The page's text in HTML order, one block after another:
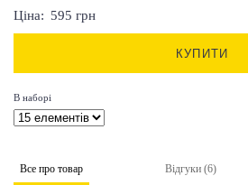
Ціна: 595 грн
КУПИТИ
В наборі
Все про товар Відгуки (6)